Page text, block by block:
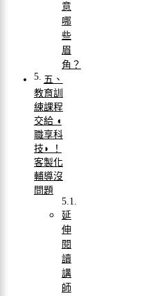
意
哪
些
眉
角？
五、
教育訓
練課程
交給 ◖
職享科
技◗ ！
客製化
輔導沒
問題
延
伸
閱
讀
講
師